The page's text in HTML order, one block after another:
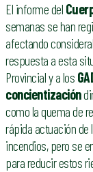
El informe del
semanas se han
afectando
respuesta a esta
Provincial y a los
concientización
como la quema de
rápida actuación de
incendios, pero se
para reducir estos